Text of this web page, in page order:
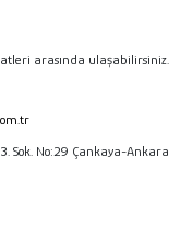
arasında ulaşabilirsiniz.
Sok. No:29 Çankaya-Ankara